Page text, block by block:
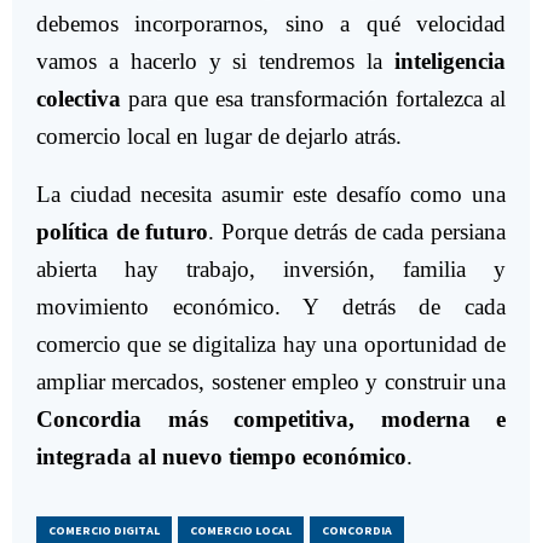
debemos incorporarnos, sino a qué velocidad
vamos a hacerlo y si tendremos la inteligencia
colectiva para que esa transformación fortalezca al
comercio local en lugar de dejarlo atrás.
La ciudad necesita asumir este desafío como una
política de futuro. Porque detrás de cada persiana
abierta hay trabajo, inversión, familia y
movimiento económico. Y detrás de cada
comercio que se digitaliza hay una oportunidad de
ampliar mercados, sostener empleo y construir una
Concordia más competitiva, moderna e
integrada al nuevo tiempo económico.
COMERCIO DIGITAL COMERCIO LOCAL CONCORDIA